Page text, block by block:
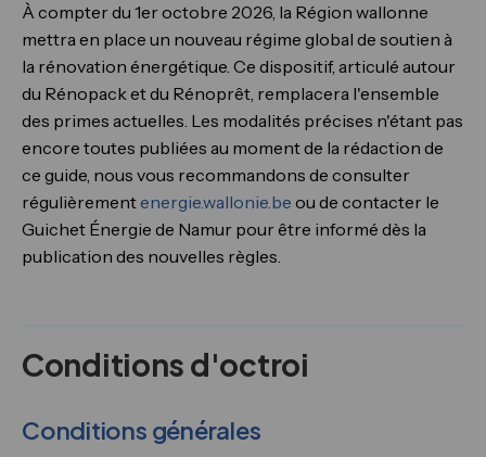
À compter du 1er octobre 2026, la Région wallonne
mettra en place un nouveau régime global de soutien à
la rénovation énergétique. Ce dispositif, articulé autour
du Rénopack et du Rénoprêt, remplacera l'ensemble
des primes actuelles. Les modalités précises n'étant pas
encore toutes publiées au moment de la rédaction de
ce guide, nous vous recommandons de consulter
régulièrementenergie.wallonie.be ou de contacter le
Guichet Énergie de Namur pour être informé dès la
publication des nouvelles règles.
Conditions d'octroi
Conditions générales